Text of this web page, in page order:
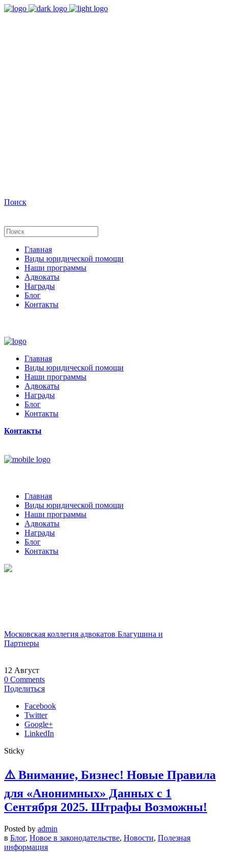
Поиск
Главная
Виды юридической помощи
Наши программы
Адвокаты
Награды
Блог
Контакты
Главная
Виды юридической помощи
Наши программы
Адвокаты
Награды
Блог
Контакты
Контакты
Главная
Виды юридической помощи
Наши программы
Адвокаты
Награды
Блог
Контакты
Московская коллегия адвокатов Благушина и
Партнеры
12 Август
0 Comments
Поделиться
Facebook
Twitter
Google+
LinkedIn
Sticky
⚠️ Внимание, Бизнес! Новые Правила
для «Анонимных» Данных с 1
Сентября 2025. Штрафы Возможны!
Posted by admin
в Блог, Новое в законодательстве, Новости, Полезная
информация